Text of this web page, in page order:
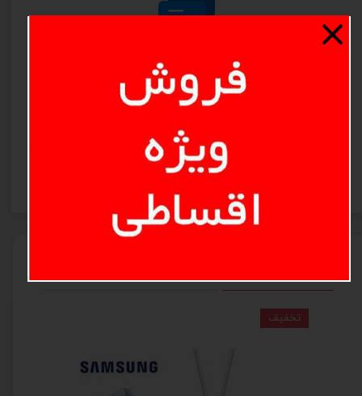
هنوز نظری ثبت نشده
اولین نفری باشید که نظر می‌دهید
ثبت نظر
تخفیف